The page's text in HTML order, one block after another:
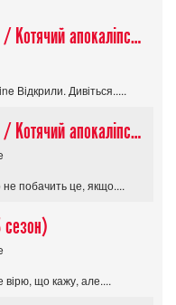
"Котячий Загін" / Котячий апокаліпсис / Cat Shit One
Відкрили. Дивіться.....
"Котячий Загін" / Котячий апокаліпсис / Cat Shit One
не побачить це, якщо....
вірю, що кажу, але....